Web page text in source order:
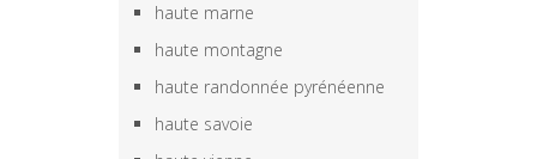
haute marne
haute montagne
haute randonnée pyrénéenne
haute savoie